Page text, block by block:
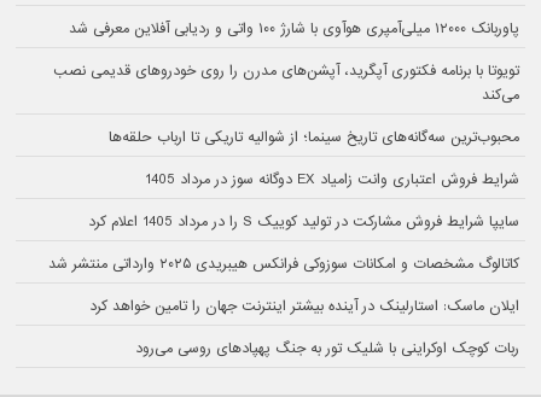
پاوربانک ۱۲۰۰۰ میلی‌آمپری هوآوی با شارژ ۱۰۰ واتی و ردیابی آفلاین معرفی شد
تویوتا با برنامه فکتوری آپگرید، آپشن‌های مدرن را روی خودروهای قدیمی نصب
می‌کند
محبوب‌ترین سه‌گانه‌های تاریخ سینما؛ از شوالیه تاریکی تا ارباب حلقه‌ها
شرایط فروش اعتباری وانت زامیاد EX دوگانه سوز در مرداد 1405
سایپا شرایط فروش مشارکت در تولید کوییک S را در مرداد 1405 اعلام کرد
کاتالوگ مشخصات و امکانات سوزوکی فرانکس هیبریدی ۲۰۲۵ وارداتی منتشر شد
ایلان ماسک: استارلینک در آینده بیشتر اینترنت جهان را تامین خواهد کرد
ربات کوچک اوکراینی با شلیک تور به جنگ پهپادهای روسی می‌رود